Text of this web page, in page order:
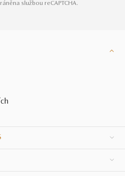
službou reCAPTCHA.